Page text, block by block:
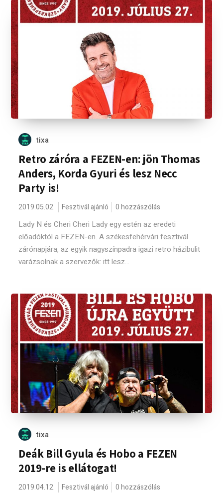
tixa
Retro záróra a FEZEN-en: jön Thomas
Anders, Korda Gyuri és lesz Necc
Party is!
2019.05.02. Fesztivál ajánló 0 hozzászólás
Lady N és Cheri Cheri Lady egy estén az eredeti
előadóktól a FEZEN-en. A székesfehérvári fesztivál
zárónapjára, az egyik nagyszínpadra igazi retro házibulit
varázsolnak a szervezők: itt lesz...
tixa
Deák Bill Gyula és Hobo a FEZEN
2019-re is ellátogat!
2019.04.12. Fesztivál ajánló 0 hozzászólás